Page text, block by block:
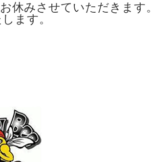
休みさせていただきます。
します。